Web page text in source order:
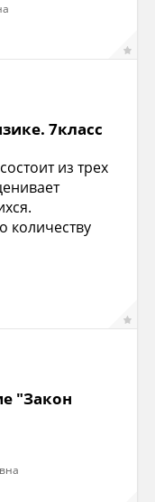
7класс
из трех
количеству
"Закон